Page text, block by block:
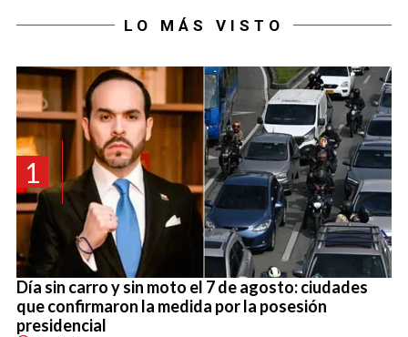
LO MÁS VISTO
1
Día sin carro y sin moto el 7 de agosto: ciudades
que confirmaron la medida por la posesión
presidencial